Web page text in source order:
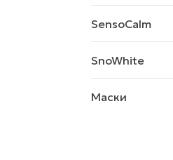
SensoCalm
SnoWhite
Маски